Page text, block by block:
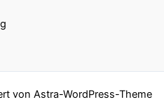
von Astra-WordPress-Theme